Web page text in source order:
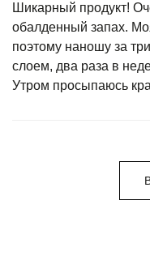
Шикарный продукт!
обалденный запах.
поэтому наношу за
слоем, два раза в
Утром просыпаюсь